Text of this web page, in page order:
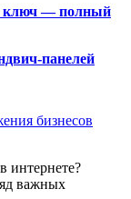
ключ — полный
панелей
бизнесов
интернете?
важных